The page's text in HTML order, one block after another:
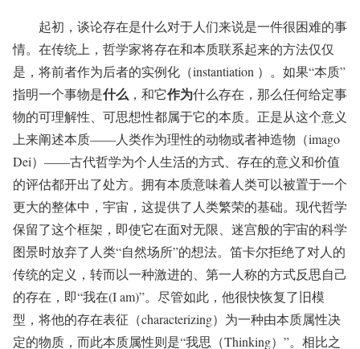
起初，谈论存在是什么对于人们来说是一件很困难的事
情。在传统上，哲学家将存在和本质联系起来的方法仅仅
是，将前者作为后者的实例化（instantiation ）。如果“本质”
指明一个事物是什么 ，和它作为什么存在，那么任何给定事
物的可理解性、可思想性都属于它的本质。正是从这个意义
上来阐述本质——人类作为理性的动物或者神造物（imago
Dei）——古代哲学为个人生活的方式、存在的意义和价值
的评估都开出了处方。拥有本质意味着人类可以被置于一个
更大的整体中，宇宙，这提供了人类繁荣的基础。现代哲学
保留了这个框架，即使它在面对无限、迷宫般的宇宙的科学
图景时放弃了人类“自然场所”的想法。笛卡尔拒绝了对人的
传统的定义，转而以一种激进的、第一人称的方式反思自己
的存在，即“我在(I am)”。尽管如此，他很快恢复了旧模
型，将他的存在表征（characterizing）为一种由本质属性决
定的物质，而此本质属性则是“我思（Thinking）”。相比之